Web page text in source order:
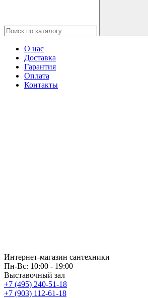
О нас
Доставка
Гарантия
Оплата
Контакты
Интернет-магазин сантехники
Пн-Вс: 10:00 - 19:00
Выставочный зал
+7 (495) 240-51-18
+7 (903) 112-61-18